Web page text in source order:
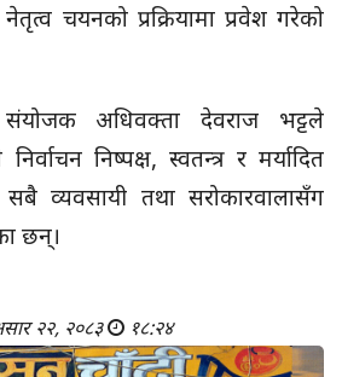
चयनको प्रक्रियामा प्रवेश गरेको
संयोजक अधिवक्ता देवराज भट्टले
निष्पक्ष, स्वतन्त्र र मर्यादित
व्यवसायी तथा सरोकारवालासँग
छन्।
२२, २०८३ १८:२४